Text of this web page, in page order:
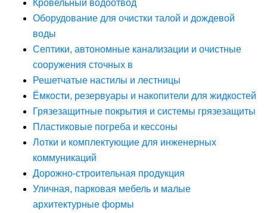
Кровельный водоотвод
Оборудование для очистки талой и дождевой
воды
Септики, автономные канализации и очистные
сооружения сточных в
Решетчатые настилы и лестницы
Ёмкости, резервуары и накопители для жидкостей
Грязезащитные покрытия и системы грязезащиты
Пластиковые погреба и кессоны
Лотки и комплектующие для инженерных
коммуникаций
Дорожно-строительная продукция
Уличная, парковая мебель и малые
архитектурные формы